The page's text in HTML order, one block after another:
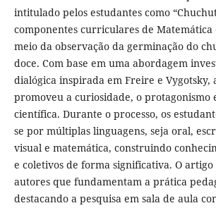
intitulado pelos estudantes como
componentes curriculares de Matemática
meio da observação da germinação do
doce. Com base em uma abordagem
dialógica inspirada em Freire e Vygotsky,
promoveu a curiosidade, o protagonismo
científica. Durante o processo, os
se por múltiplas linguagens, seja oral,
visual e matemática, construindo
e coletivos de forma significativa. O artigo
autores que fundamentam a prática
destacando a pesquisa em sala de aula